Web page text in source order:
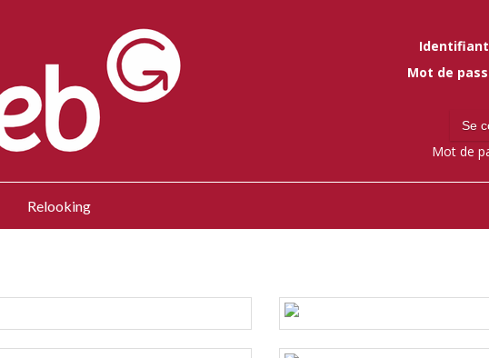
Mot de
Mot de
Relooking